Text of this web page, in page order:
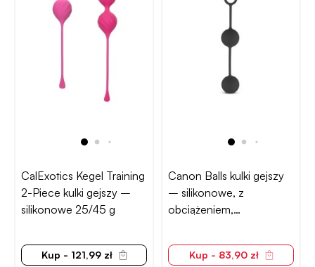
CalExotics Kegel Training
2-Piece kulki gejszy –
silikonowe 25/45 g
Kup - 121,99 zł
Canon Balls kulki gejszy
– silikonowe, z
obciążeniem,
Kup - 83,90 zł